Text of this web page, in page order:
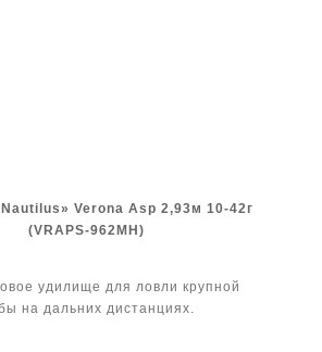
Verona Asp 2,93м 10-42г
(VRAPS-962MH)
удилище для ловли крупной
на дальних дистанциях.